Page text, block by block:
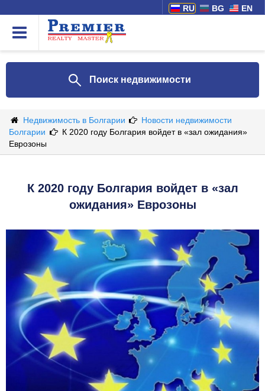
RU BG EN
Поиск недвижимости
Недвижимость в Болгарии
Новости недвижимости
Болгарии
К 2020 году Болгария войдет в «зал ожидания»
Еврозоны
К 2020 году Болгария войдет в «зал
ожидания» Еврозоны